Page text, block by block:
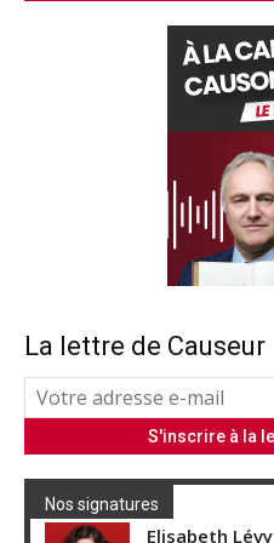
La lettre de Causeur
Nos signatures
Elisabeth Lévy